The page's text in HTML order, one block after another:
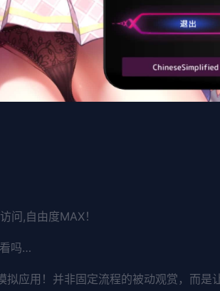
问,自由度MAX！
吗…
应用！并非固定流程的被动观赏，而是